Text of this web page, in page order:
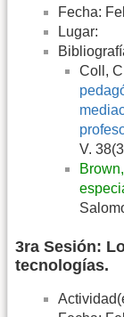
Fecha:
Lugar:
Coll,
V.
3ra Sesión:
tecnologías.